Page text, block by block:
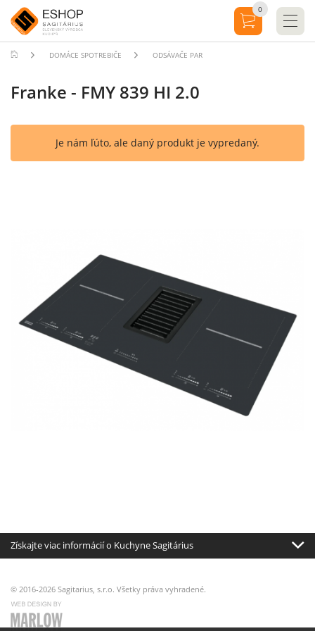
DOMÁCE SPOTREBIČE ODSÁVAČE PAR
Franke - FMY 839 HI 2.0
Je nám ľúto, ale daný produkt je vypredaný.
Získajte viac informácií o Kuchyne Sagitárius
© 2016-2026 Sagitarius, s.r.o. Všetky práva vyhradené.
0